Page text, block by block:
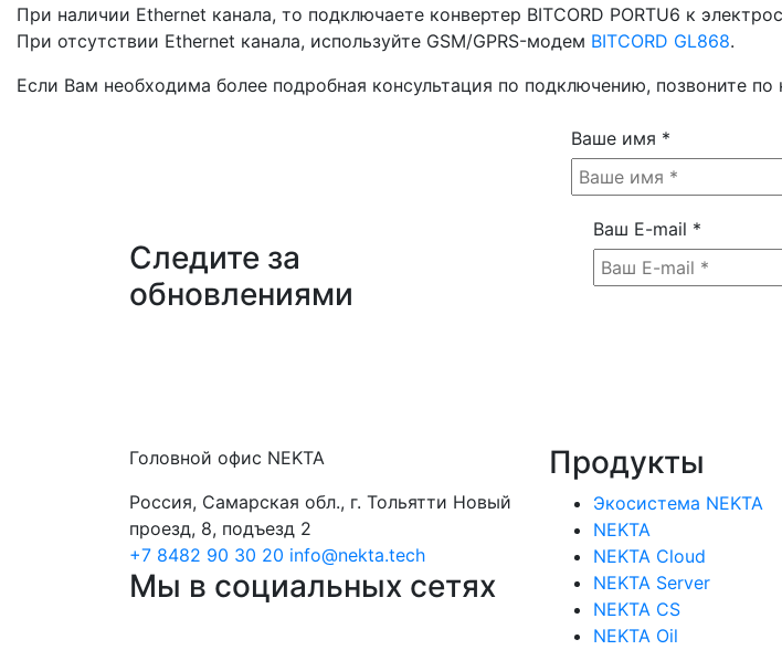
При наличии Ethernet канала, то подключаете конвертер BITCORD PORTU6 к
При отсутствии Ethernet канала, используйте GSM/GPRS-модем BITCORD GL868.
Если Вам необходима более подробная консультация по подключению, позвоните
Следите за
обновлениями
Ваше имя *
Ваш E-mail *
Головной офис NEKTA
Россия, Самарская обл., г. Тольятти Новый
проезд, 8, подъезд 2
+7 8482 90 30 20 info@nekta.tech
Мы в социальных сетях
Продукты
Экосистема NEKTA
NEKTA
NEKTA Cloud
NEKTA Server
NEKTA CS
NEKTA Oil